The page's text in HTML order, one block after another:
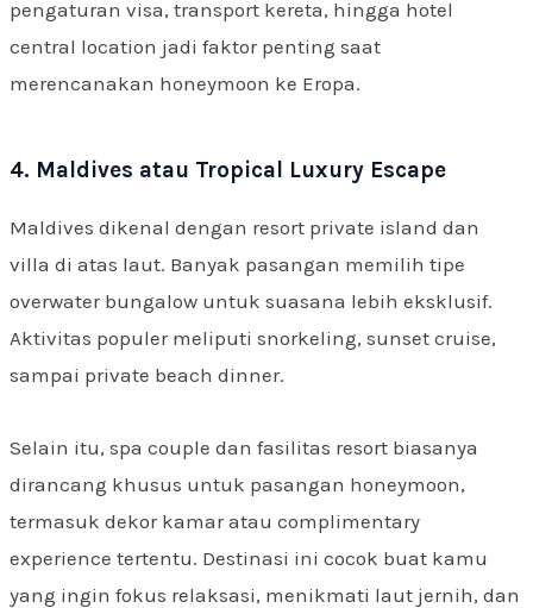
pengaturan visa, transport kereta, hingga hotel
central location jadi faktor penting saat
merencanakan honeymoon ke Eropa.
4. Maldives atau Tropical Luxury Escape
Maldives dikenal dengan resort private island dan
villa di atas laut. Banyak pasangan memilih tipe
overwater bungalow untuk suasana lebih eksklusif.
Aktivitas populer meliputi snorkeling, sunset cruise,
sampai private beach dinner.
Selain itu, spa couple dan fasilitas resort biasanya
dirancang khusus untuk pasangan honeymoon,
termasuk dekor kamar atau complimentary
experience tertentu. Destinasi ini cocok buat kamu
yang ingin fokus relaksasi, menikmati laut jernih, dan